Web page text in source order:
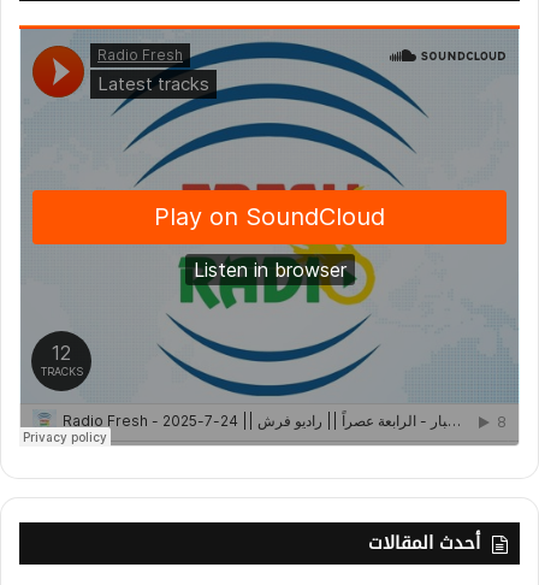
أحدث المقالات